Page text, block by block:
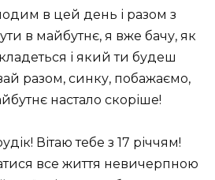
в цей день і разом з
в майбутнє, я вже бачу, як
і який ти будеш
разом, синку, побажаємо,
настало скоріше!
Вітаю тебе з 17 річчям!
все життя невичерпною